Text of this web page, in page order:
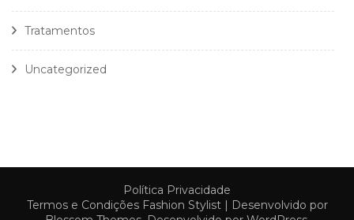
Tratamentos
Uncategorized
Política Privacidade
Termos e CondiçõesFashion Stylist | Desenvolvido por